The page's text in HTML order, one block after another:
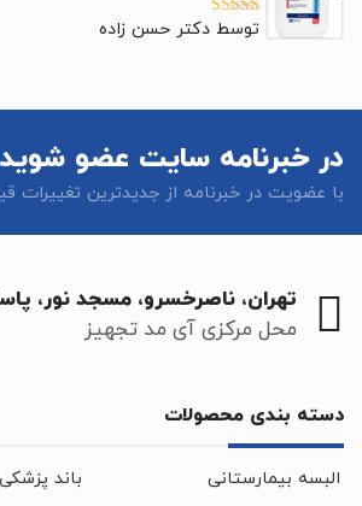
نمره5 از 5
توسط دکتر حسن زاده
در خبرنامه سایت عضو شوید
با عضویت در خبرنامه از جدیدترین تغییرات
تهران، ناصرخسرو، مسجد نور،
محل مرکزی آی مد تجهیز
دسته بندی محصولات
البسه بیمارستانی باند